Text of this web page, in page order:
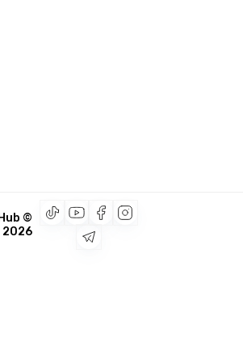
© ClubHub
2026